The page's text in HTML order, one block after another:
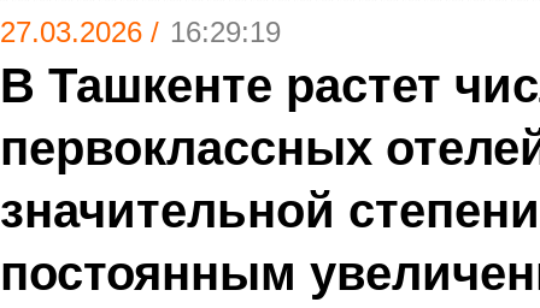
27.03.2026 / 16:29:19
В Ташкенте растет
первоклассных
значительной
постоянным